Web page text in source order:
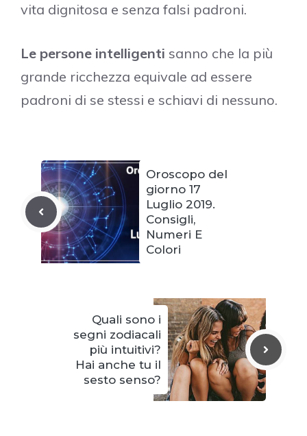
vita dignitosa e senza falsi padroni.
Le persone intelligenti sanno che la più
grande ricchezza equivale ad essere
padroni di se stessi e schiavi di nessuno.
Oroscopo del
giorno 17
Luglio 2019.
Consigli,
Numeri E
Colori
Quali sono i
segni zodiacali
più intuitivi?
Hai anche tu il
sesto senso?